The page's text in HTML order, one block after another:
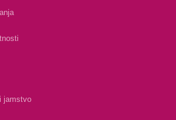
jamstvo